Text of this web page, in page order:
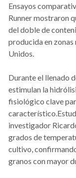
Ensayos
Runner mostraron
del doble de
producida en zonas
Unidos.
Durante el llenado
estimulan la
fisiológico clave
investigador
grados de
cultivo,
granos con mayor